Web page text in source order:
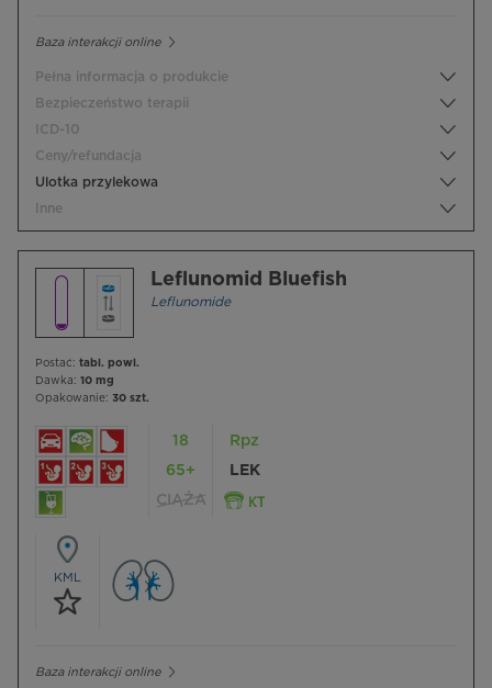
Baza interakcji online
Pełna informacja o produkcie
Bezpieczeństwo terapii
ICD-10
Ceny/refundacja
Ulotka przylekowa
Inne
Leflunomid Bluefish
Leflunomide
Postać: tabl. powl.
Dawka: 10 mg
Opakowanie: 30 szt.
18
65+
CIĄŻA
Rpz
LEK
KML
Baza interakcji online